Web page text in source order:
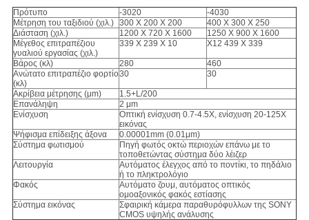
Πρότυπο -3020
-4030
Μέτρηση του ταξιδιού (χιλ.) 300 X 200 X 200
400 X 300 X 250
Διάσταση (χιλ.)
1200 X 720 X 1600
1250 X 900 X 1600
Μέγεθος επιτραπέζιου
γυαλιού εργασίας (χιλ.)
339 X 239 X 10 X12 439 X 339
Βάρος (κλ) 280
460
Ανώτατο επιτραπέζιο φορτίο
(κλ)
30 30
Ακρίβεια μέτρησης (μm)
1.5+L/200
Επανάληψη
2 μm
Ενίσχυση
Οπτική ενίσχυση 0.7-4.5X, ενίσχυση 20-125X
εικόνας
Ψήφισμα επίδειξης άξονα
0.00001mm (0.01μm)
Σύστημα φωτισμού
Πηγή φωτός οκτώ περιοχών επάνω με το
τοποθετώντας σύστημα δύο λέιζερ
Λειτουργία
Αυτόματος έλεγχος από το ποντίκι, το πηδάλιο
ή το πληκτρολόγιο
Φακός
Αυτόματο ζουμ, αυτόματος οπτικός
ομοαξονικός φακός εστίασης
Σύστημα εικόνας
Σφαιρική κάμερα παραθυρόφυλλων της SONY
CMOS υψηλής ανάλυσης